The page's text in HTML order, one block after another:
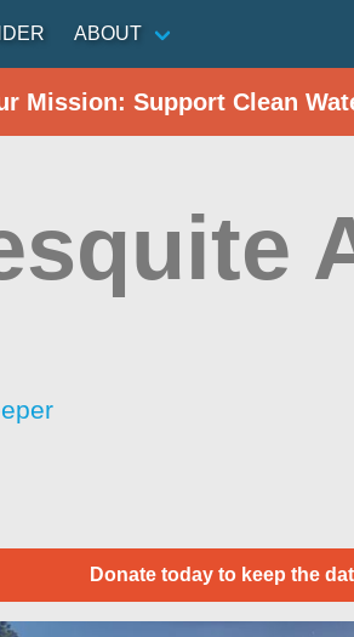
ABOUT
Mission: Support Clean
Donate today to keep the